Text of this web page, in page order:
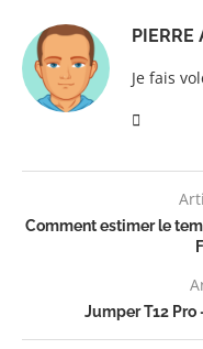
PIERRE
Je fais
Comment estimer le
Jumper T12 Pro